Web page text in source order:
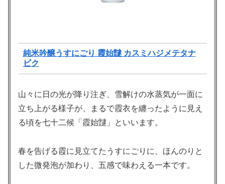
純米吟醸うすにごり 霞始靆 カスミハジメテタナ
ビク
山々に日の光が降り注ぎ、雪解けの水蒸気が一面に
立ち上がる様子が、まるで霞衣を纏ったように見え
る頃を七十二候「霞始靆」といいます。
春を告げる霞に見立てたうすにごりに、ほんのりと
した微発泡が加わり、五感で味わえる一本です。